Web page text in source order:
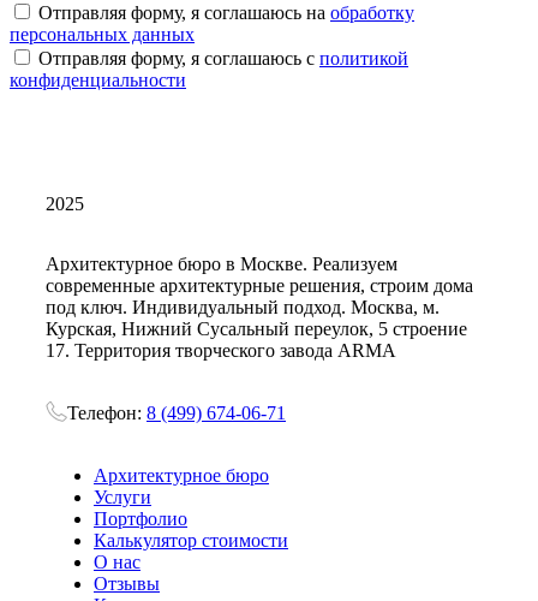
Отправляя форму, я соглашаюсь на обработку
персональных данных
Отправляя форму, я соглашаюсь с политикой
конфиденциальности
2025
Архитектурное бюро в Москве. Реализуем
современные архитектурные решения, строим дома
под ключ. Индивидуальный подход. Москва, м.
Курская, Нижний Сусальный переулок, 5 строение
17. Территория творческого завода ARMA
Телефон: 8 (499) 674-06-71
Архитектурное бюро
Услуги
Портфолио
Калькулятор стоимости
О нас
Отзывы